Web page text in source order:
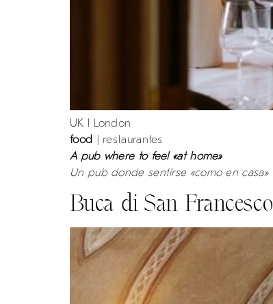
UK I London
food
| restaurantes
A pub where to feel «at home»
Un pub donde sentirse «como en casa»
Buca di San Francesco